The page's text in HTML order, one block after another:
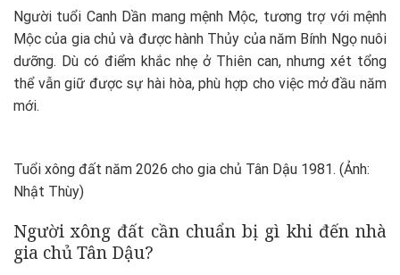
Người tuổi Canh Dần mang mệnh Mộc, tương trợ với mệnh
Mộc của gia chủ và được hành Thủy của năm Bính Ngọ nuôi
dưỡng. Dù có điểm khắc nhẹ ở Thiên can, nhưng xét tổng
thể vẫn giữ được sự hài hòa, phù hợp cho việc mở đầu năm
mới.
Tuổi xông đất năm 2026 cho gia chủ Tân Dậu 1981. (Ảnh:
Nhật Thùy)
Người xông đất cần chuẩn bị gì khi đến nhà
gia chủ Tân Dậu?